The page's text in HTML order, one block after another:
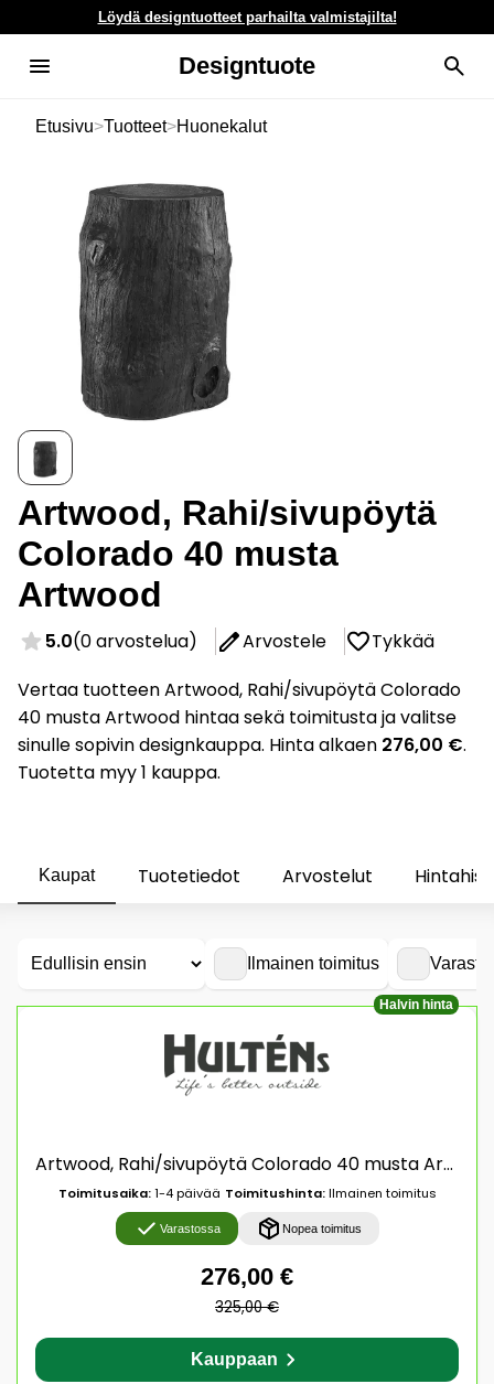
Löydä designtuotteet parhailta valmistajilta!
Designtuote
Etusivu>Tuotteet>Huonekalut
Artwood, Rahi/sivupöytä
Colorado 40 musta
Artwood
5.0(0 arvostelua) Arvostele
Tykkää
Vertaa tuotteen Artwood, Rahi/sivupöytä Colorado
40 musta Artwood hintaa sekä toimitusta ja valitse
sinulle sopivin designkauppa. Hinta alkaen 276,00 €.
Tuotetta myy 1 kauppa.
Kaupat Tuotetiedot Arvostelut
Ilmainen toimitus
Halvin hinta
Artwood, Rahi/sivupöytä Colorado 40 musta Artwood
Toimitusaika:1-4 päivää Toimitushinta:Ilmainen toimitus
Varastossa Nopea toimitus
276,00 €
325,00 €
Kauppaan